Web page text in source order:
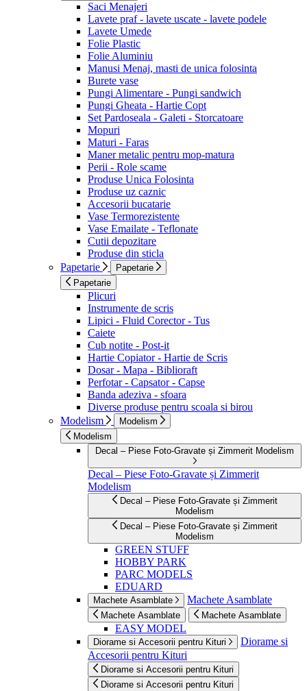
Saci Menajeri
Lavete praf - lavete uscate - lavete podele
Lavete Umede
Folie Plastic
Folie Aluminiu
Manusi Menaj, masti de unica folosinta
Burete vase
Pungi Alimentare - Pungi sandwich
Pungi Gheata - Hartie Copt
Set Pardoseala - Galeti - Storcatoare
Mopuri
Maturi - Faras
Maner metalic pentru mop-matura
Perii - Role scame
Produse Unica Folosinta
Produse uz caznic
Accesorii bucatarie
Vase Termorezistente
Vase Emailate - Teflonate
Cutii depozitare
Produse din sticla
Papetarie
Papetarie
Papetarie
Plicuri
Instrumente de scris
Lipici - Fluid Corector - Tus
Caiete
Cub notite - Post-it
Hartie Copiator - Hartie de Scris
Dosar - Mapa - Biblioraft
Perfotar - Capsator - Capse
Banda adeziva - sfoara
Diverse produse pentru scoala si birou
Modelism
Modelism
Modelism
Decal – Piese Foto-Gravate și Zimmerit Modelism
Decal – Piese Foto-Gravate și Zimmerit
Modelism
Decal – Piese Foto-Gravate și Zimmerit
Modelism
Decal – Piese Foto-Gravate și Zimmerit
Modelism
GREEN STUFF
HOBBY PARK
PARC MODELS
EDUARD
Machete Asamblate Machete Asamblate
Machete Asamblate Machete Asamblate
EASY MODEL
Diorame si Accesorii pentru Kituri
Diorame si
Accesorii pentru Kituri
Diorame si Accesorii pentru Kituri
Diorame si Accesorii pentru Kituri